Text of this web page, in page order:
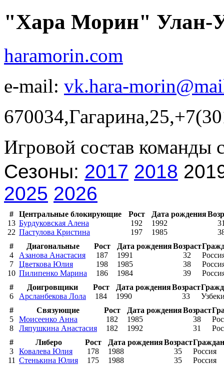
"Хара Морин" Улан-
haramorin.com
e-mail: vk.hara-
Игровой состав команды
Сезоны: 2017 2018
2025 2026
# Центральные блокирующие Рост Дата рождения
13 Бурдуковская Алена 192 1992
22 Пастулова Кристина 197 1985
#
Диагональные Рост Дата рожденияВозраст
4
Азанова Анастасия 187 1991 32
7
Цветкова Юлия 198 1985 38
10 Пилипенко Марина 186 1984 39
#
Доигровщики Рост Дата рожденияВозраст
6
Арсланбекова Лола 184 1990 33
#
Связующие Рост Дата рожденияВозраст
5
Моисеенко Анна 182 1985 38
8
Ляпушкина Анастасия 182 1992 31
#
Либеро Рост Дата рожденияВозраст
3
Ковалева Юлия 178 1988 35
Россия
11 Стенькина Юлия 175 1988 35
Россия